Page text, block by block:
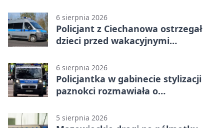
6 sierpnia 2026
Policjant z Ciechanowa ostrzegał
dzieci przed wakacyjnymi
6 sierpnia 2026
Policjantka w gabinecie stylizacji
paznokci rozmawiała o
5 sierpnia 2026